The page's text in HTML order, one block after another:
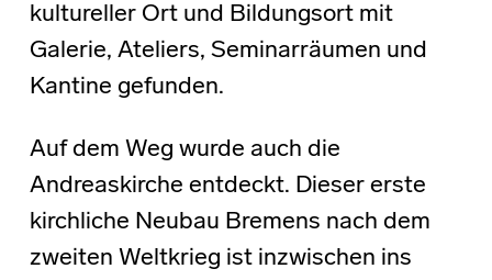
kultureller Ort und Bildungsort mit
Galerie, Ateliers, Seminarräumen und
Kantine gefunden.
Auf dem Weg wurde auch die
Andreaskirche entdeckt. Dieser erste
kirchliche Neubau Bremens nach dem
zweiten Weltkrieg ist inzwischen ins